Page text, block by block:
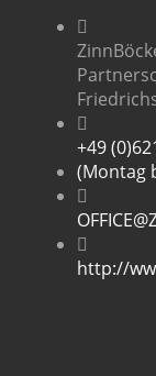
+49
(Montag
http://